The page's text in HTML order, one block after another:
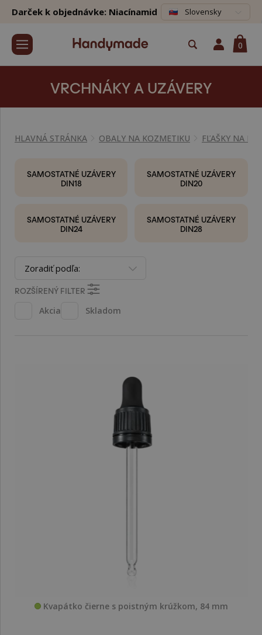
Darček k objednávke: Niacínamid Slovensky
0
VRCHNÁKY A UZÁVERY
HLAVNÁ STRÁNKA OBALY NA KOZMETIKU FĽAŠKY NA
SAMOSTATNÉ UZÁVERY
DIN18
SAMOSTATNÉ UZÁVERY
DIN20
SAMOSTATNÉ UZÁVERY
DIN24
SAMOSTATNÉ UZÁVERY
DIN28
Zoradiť podľa:
ROZŠÍRENÝ FILTER
Akcia
Skladom
Kvapátko čierne s poistným krúžkom, 84 mm